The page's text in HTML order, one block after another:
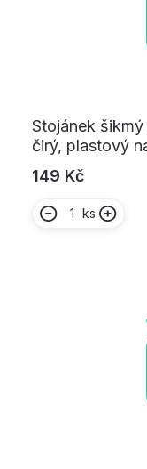
Stojánek
čirý, plastový
149 Kč
ks